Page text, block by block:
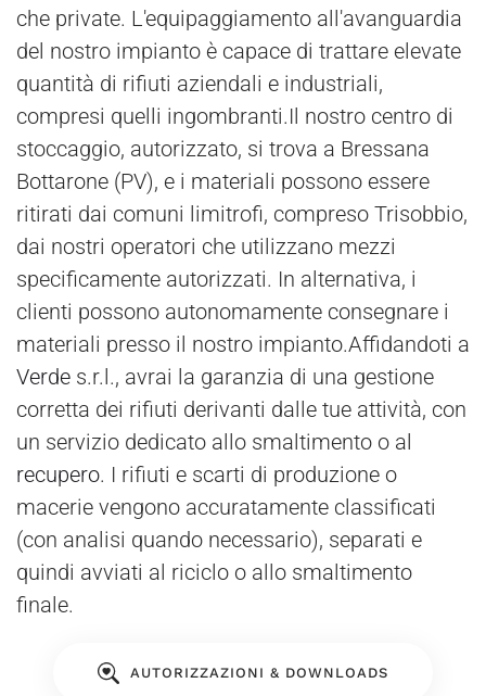
che private. L'equipaggiamento all'avanguardia
del nostro impianto è capace di trattare elevate
quantità di rifiuti aziendali e industriali,
compresi quelli ingombranti.Il nostro centro di
stoccaggio, autorizzato, si trova a Bressana
Bottarone (PV), e i materiali possono essere
ritirati dai comuni limitrofi, compreso Trisobbio,
dai nostri operatori che utilizzano mezzi
specificamente autorizzati. In alternativa, i
clienti possono autonomamente consegnare i
materiali presso il nostro impianto.Affidandoti a
Verde s.r.l., avrai la garanzia di una gestione
corretta dei rifiuti derivanti dalle tue attività, con
un servizio dedicato allo smaltimento o al
recupero. I rifiuti e scarti di produzione o
macerie vengono accuratamente classificati
(con analisi quando necessario), separati e
quindi avviati al riciclo o allo smaltimento
finale.
AUTORIZZAZIONI & DOWNLOADS